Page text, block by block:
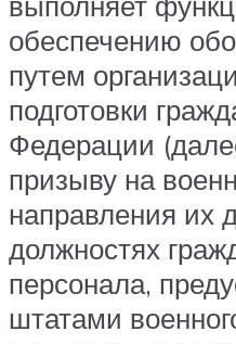
обеспечению
путем
подготовки
Федерации
призыву на
направления их
должностях
персонала,
штатами